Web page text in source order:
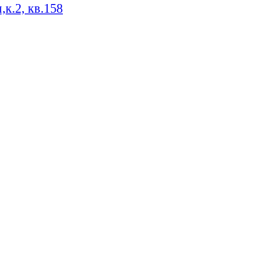
кв.158